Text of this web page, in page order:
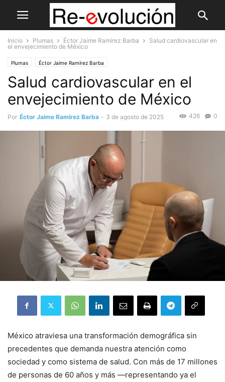
Inicio Plumas Éctor Jaime Ramírez Barba
Salud cardiovascular en
el envejecimiento de México
Plumas Éctor Jaime Ramírez Barba
Salud cardiovascular en el
envejecimiento de México
Por Éctor Jaime Ramírez Barba - 3 de agosto de 2025 0
426
México atraviesa una transformación demográfica sin
precedentes que demanda nuestra atención como
sociedad y como sistema de salud. Con más de 17 millones
de personas de 60 años y más —representando ya el